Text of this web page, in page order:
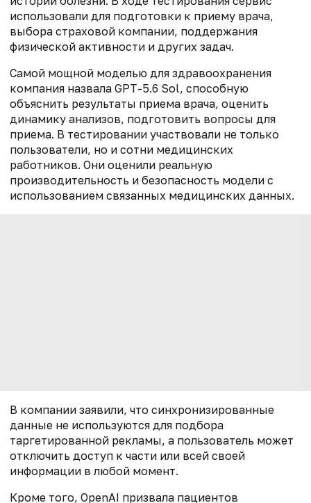
использовали для подготовки к приему врача,
выбора страховой компании, поддержания
физической активности и других задач.
Самой мощной моделью для здравоохранения
компания назвала GPT-5.6 Sol, способную
объяснить результаты приема врача, оценить
динамику анализов, подготовить вопросы для
приема. В тестировании участвовали не только
пользователи, но и сотни медицинских
работников. Они оценили реальную
производительность и безопасность модели с
использованием связанных медицинских данных.
В компании заявили, что синхронизированные
данные не используются для подбора
таргетированной рекламы, а пользователь может
отключить доступ к части или всей своей
информации в любой момент.
Кроме того, OpenAI призвала пациентов